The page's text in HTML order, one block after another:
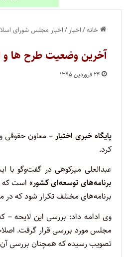
خانه/اخبار /اخبار مجلس شورای
آخرین وضعیت طرح ها و
۲۴ فروردین ۱۳۹۵
پایگاه خبری اختبار – معاون حقوقی
کرد.
عبدالعلی میرکوهی در گفت‌وگو با
برنامه‌های توسعه‌ای کشور» است که
برنامه‌های مختلف تکرار شود که
مجلس مورد بررسی قرار گرفت.
تصویب رسیده که همچنان بررسی آن